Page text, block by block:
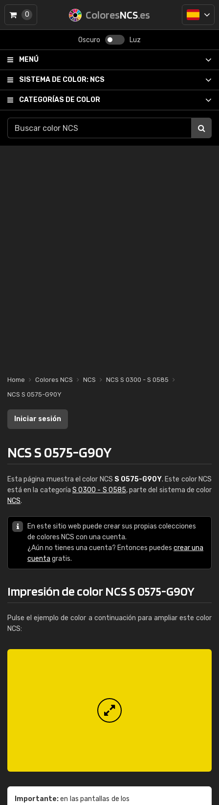
ColoresNCS.es
Oscuro Luz
MENÚ
SISTEMA DE COLOR: NCS
CATEGORÍAS DE COLOR
0
Home Colores NCS NCS
NCS S 0300 - S 0585
NCS S 0575-G90Y
Iniciar sesión
NCS S 0575-G90Y
Esta página muestra el color NCS S 0575-G90Y. Este color NCS
está en la categoría S 0300 - S 0585, parte del sistema de color
NCS.
En este sitio web puede crear sus propias colecciones
de colores NCS con una cuenta.
¿Aún no tienes una cuenta? Entonces puedes crear una
cuenta gratis.
Impresión de color NCS S 0575-G90Y
Pulse el ejemplo de color a continuación para ampliar este color
NCS:
Importante:en las pantallas de los